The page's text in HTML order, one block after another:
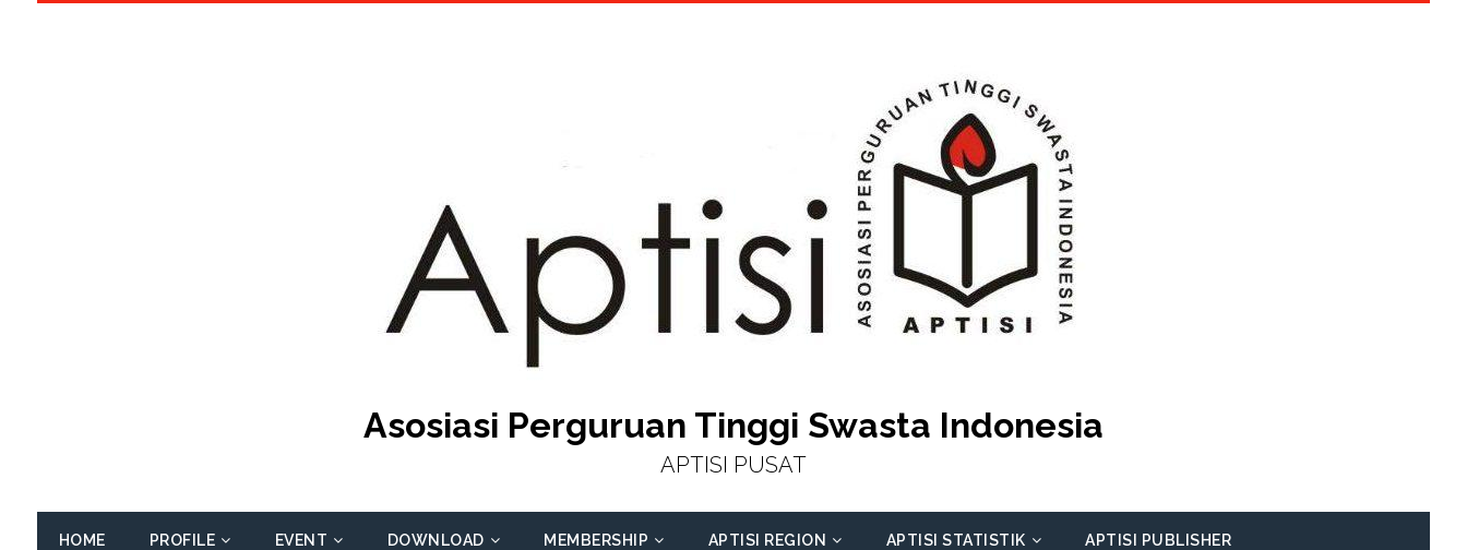
Asosiasi Perguruan Tinggi Swasta Indonesia
APTISI PUSAT
HOME PROFILE EVENT DOWNLOAD MEMBERSHIP APTISI REGION APTISI STATISTIK APTISI PUBLISHER